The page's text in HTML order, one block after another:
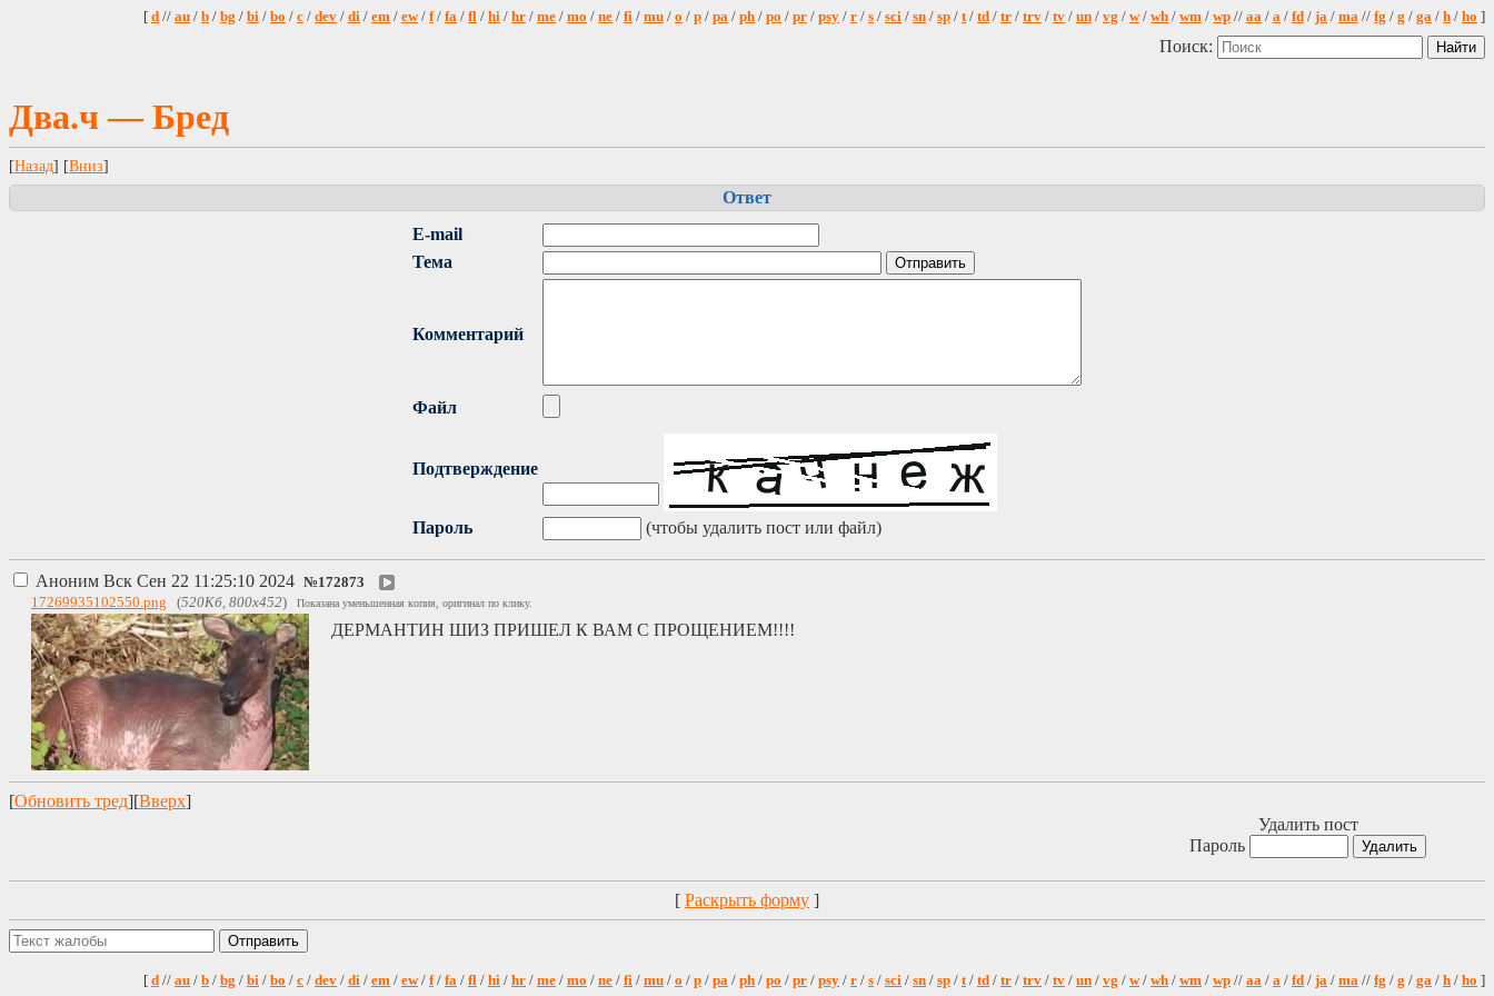
[ d // au / b / bg / bi / bo / c / dev / di / em / ew/ f/ fa / fl / hi / hr / me / mo / ne / fi / mu / o / p / pa / ph / po / pr / psy / r / s / sci / sn / sp / t/ td / tr / trv / tv / un / vg / w/ wh / wm / wp // aa / a / fd / ja / ma // fg / g / ga / h / ho ]
Поиск:
Два.ч — Бред
[Назад] [Вниз]
Ответ
E-mail
Тема
Комментарий
Файл
Подтверждение
Пароль (чтобы удалить пост или файл)
Аноним Вск Сен 22 11:25:10 2024 №172873
17269935102550.png (520Кб, 800x452) Показана уменьшенная копия, оригинал по клику.
ДЕРМАНТИН ШИЗ ПРИШЕЛ К ВАМ С ПРОЩЕНИЕМ!!!!
[Обновить тред][Вверх]
Удалить пост
Пароль
[ Раскрыть форму ]
[ d // au / b / bg / bi / bo / c / dev / di / em / ew/ f/ fa / fl / hi / hr / me / mo / ne / fi / mu / o / p / pa / ph / po / pr / psy / r / s / sci / sn / sp / t/ td / tr / trv / tv / un / vg / w/ wh / wm / wp // aa / a / fd / ja / ma // fg / g / ga / h / ho ]